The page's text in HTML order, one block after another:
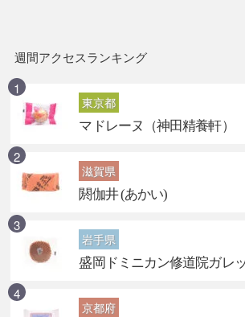
週間アクセスランキング
東京都
マドレーヌ（神田精養軒）
滋賀県
閼伽井 (あかい)
岩手県
盛岡ドミニカン修道院ガレ
京都府